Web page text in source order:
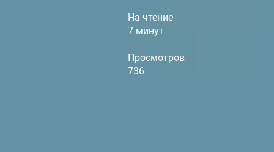
На чтение
7 минут
Просмотров
736